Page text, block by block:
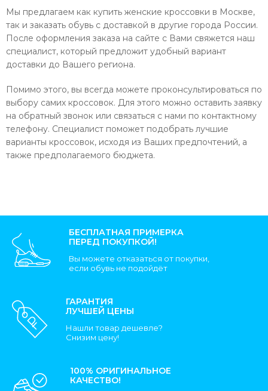
Мы предлагаем как купить женские кроссовки в Москве,
так и заказать обувь с доставкой в другие города России.
После оформления заказа на сайте с Вами свяжется наш
специалист, который предложит удобный вариант
доставки до Вашего региона.
Помимо этого, вы всегда можете проконсультироваться по
выбору самих кроссовок. Для этого можно оставить заявку
на обратный звонок или связаться с нами по контактному
телефону. Специалист поможет подобрать лучшие
варианты кроссовок, исходя из Ваших предпочтений, а
также предполагаемого бюджета.
БЕСПЛАТНАЯ ПРИМЕРКА
ПЕРЕД ПОКУПКОЙ!
Вы можете отказаться от покупки,
если обувь не подойдёт
ГАРАНТИЯ
ЛУЧШЕЙ ЦЕНЫ
Нашли товар дешевле?
Снизим цену!
100% ОРИГИНАЛЬНОЕ
КАЧЕСТВО!